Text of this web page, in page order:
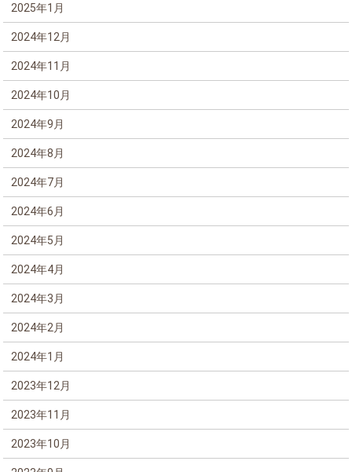
2025年1月
2024年12月
2024年11月
2024年10月
2024年9月
2024年8月
2024年7月
2024年6月
2024年5月
2024年4月
2024年3月
2024年2月
2024年1月
2023年12月
2023年11月
2023年10月